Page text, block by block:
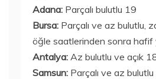
Adana: Parçalı bulutlu 19
Bursa: Parçalı ve az bulutlu,
öğle saatlerinden sonra hafif
Antalya: Az bulutlu ve açık
Samsun: Parçalı ve az